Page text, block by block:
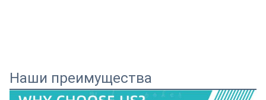
Наши преимущества